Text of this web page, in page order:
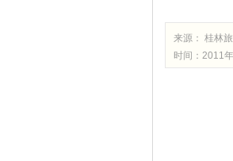
来源： 桂林
时间：2011